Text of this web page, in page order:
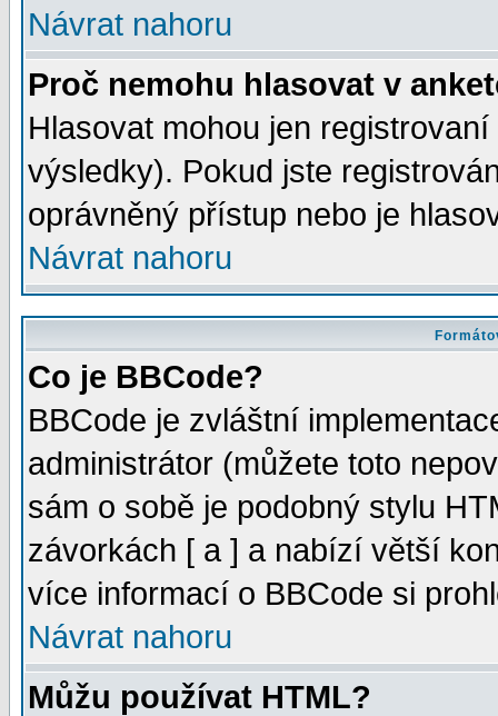
Návrat nahoru
Proč nemohu hlasovat v
Hlasovat mohou jen
výsledky). Pokud jste
oprávněný přístup nebo je
Návrat nahoru
Co je BBCode?
BBCode je zvláštní
administrátor (můžete toto
sám o sobě je podobný stylu
závorkách [ a ] a nabízí větší
více informací o BBCode si
Návrat nahoru
Můžu používat HTML?